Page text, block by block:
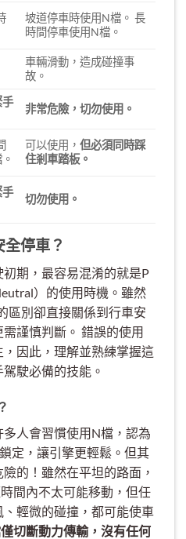
坡道停車時使用N檔。 長
時間停車使用N檔。
車輛滑動，造成碰撞事
故。
手
非常危險，切勿使用。
可以使用，但必須同時踩
住剎車踏板。
手
切勿使用。
停車？
期，最容易混淆的就是P
）的使用時機。雖然
區別卻直接關係到行車安
謹慎判斷。 錯誤的使用
因此，理解並熟練掌握這
駛必備的技能。
人會習慣使用N檔，認為
定，讓引擎更輕鬆。但其
的！雖然在平坦的路面，
間內不太可能移動，但任
輕微的碰撞，都可能使車
切斷動力傳輸，沒有任何